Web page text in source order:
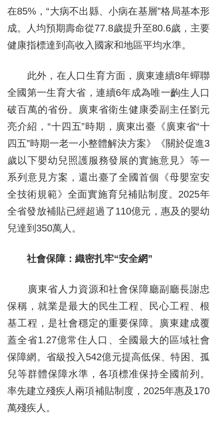
在85%，“大病不出縣、小病在基層”格局基本形
成。人均預期壽命從77.8歲提升至80.6歲，主要
健康指標達到高收入國家和地區平均水準。
此外，在人口生育方面，廣東連續8年蟬聯
全國第一生育大省，連續6年成為唯一齣生人口
破百萬的省份。廣東省衛生健康委副主任劉元
亮介紹，“十四五”時期，廣東出臺《廣東省“十
四五”時期一老一小整體解決方案》《關於促進3
歲以下嬰幼兒照護服務發展的實施意見》等一
系列意見方案，還出臺了全國首個《母嬰室安
全技術規範》全面實施育兒補貼制度。2025年
全省發放補貼已經超過了110億元，惠及的嬰幼
兒達到350萬人。
社會保障：織密扎牢“安全網”
廣東省人力資源和社會保障廳副廳長謝忠
保稱，就業是最大的民生工程、民心工程、根
基工程，是社會穩定的重要保障。廣東建成覆
蓋全省1.27億常住人口、全國最大的區域社會
保障網。省級投入542億元提高低保、特困、孤
兒等群體保障水準，各項標准保持全國前列。
率先建立殘疾人兩項補貼制度，2025年惠及170
萬殘疾人。